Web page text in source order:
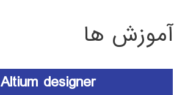
آموزش ها
Altium designer